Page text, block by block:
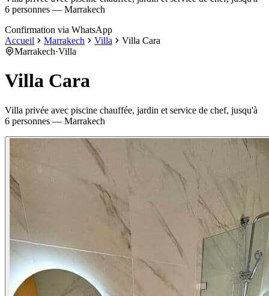
6 personnes — Marrakech
Confirmation via WhatsApp
Accueil
Marrakech Villa
Villa Cara
Marrakech·Villa
Villa Cara
Villa privée avec piscine chauffée, jardin et service de chef, jusqu'à
6 personnes — Marrakech